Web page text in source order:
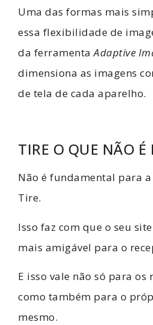
Uma das formas mais
essa flexibilidade de
da ferramentaAdaptive
dimensiona as imagens
de tela de cada aparelho.
TIRE O QUE NÃO É
Não é fundamental para a
Tire.
Isso faz com que o seu
mais amigável para o
E isso vale não só para os
como também para o
mesmo.